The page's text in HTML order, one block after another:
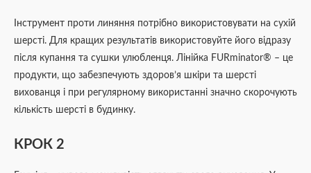
Інструмент проти линяння потрібно використовувати на сухій
шерсті. Для кращих результатів використовуйте його відразу
після купання та сушки улюбленця. Лінійка FURminator® – це
продукти, що забезпечують здоров’я шкіри та шерсті
вихованця і при регулярному використанні значно скорочують
кількість шерсті в будинку.
КРОК 2